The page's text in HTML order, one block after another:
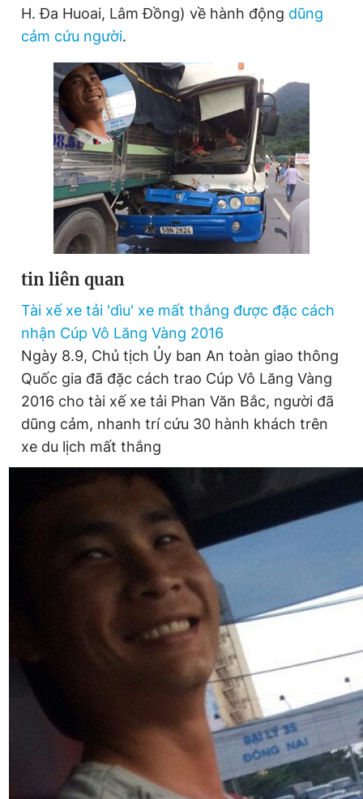
Tổng biên tập: Nguyễn Ngọc Toàn
Phó tổng biên tập thường trực: Hải Thành
Phó tổng biên tập: Trần Việt Hưng
Tổng thư ký tòa soạn: Đức Trung
Giấy phép xuất bản số 110/GP - BTTTT cấp ngày 24.3.2020
© 2003-2026 Bản quyền thuộc về Báo Thanh Niên. Cấm sao
chép dưới mọi hình thức nếu không có sự chấp thuận bằng văn
bản. Phát triển bởi ePi Technologies, JSC.
H. Đa Huoai, Lâm Đồng) về hành động dũng
cảm cứu người.
tin liên quan
Tài xế xe tải 'dìu' xe mất thắng được đặc cách
nhận Cúp Vô Lăng Vàng 2016
Ngày 8.9, Chủ tịch Ủy ban An toàn giao thông
Quốc gia đã đặc cách trao Cúp Vô Lăng Vàng
2016 cho tài xế xe tải Phan Văn Bắc, người đã
dũng cảm, nhanh trí cứu 30 hành khách trên
xe du lịch mất thắng